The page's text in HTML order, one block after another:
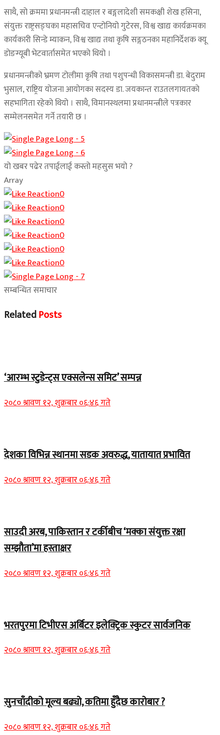
साथै, सो क्रममा प्रधानमन्त्री दाहाल र बङ्गलादेशी समकक्षी शेख हसिना,
संयुक्त राष्ट्रसङ्घका महासचिव एन्टोनियो गुटेरस, विश्व खाद्य कार्यक्रमका
कार्यकारी सिन्डे म्याकन, विश्व खाद्य तथा कृषि सङ्गठनका महानिर्देशक क्यू
डोङग्यूबी भेटवार्तासमेत भएको थियो ।
प्रधानमन्त्रीको भ्रमण टोलीमा कृषि तथा पशुपन्धी विकासमन्त्री डा. बेदुराम
भुसाल, राष्ट्रिय योजना आयोगका सदस्य डा. जयकान्त राउतलगायतको
सहभागिता रहेको थियो । साथै, विमानस्थलमा प्रधानमन्त्रीले पत्रकार
सम्मेलनसमेत गर्ने तयारी छ ।
यो खबर पढेर तपाईलाई कस्तो महसुस भयो ?
Array
0
0
0
0
0
0
सम्बन्धित समाचार
RelatedPosts
‘आरम्भ स्टुडेन्ट्स एक्सलेन्स समिट’ सम्पन्न
२०८० श्रावण १२, शुक्रबार ०६:४६ गते
देशका विभिन्न स्थानमा सडक अवरुद्ध, यातायात प्रभावित
२०८० श्रावण १२, शुक्रबार ०६:४६ गते
साउदी अरब, पाकिस्तान र टर्कीबीच ‘मक्का संयुक्त रक्षा
सम्झौता’मा हस्ताक्षर
२०८० श्रावण १२, शुक्रबार ०६:४६ गते
भरतपुरमा टिभीएस अर्बिटर इलेक्ट्रिक स्कुटर सार्वजनिक
२०८० श्रावण १२, शुक्रबार ०६:४६ गते
सुनचाँदीको मूल्य बढ्यो, कतिमा हुँदैछ कारोबार ?
२०८० श्रावण १२, शुक्रबार ०६:४६ गते